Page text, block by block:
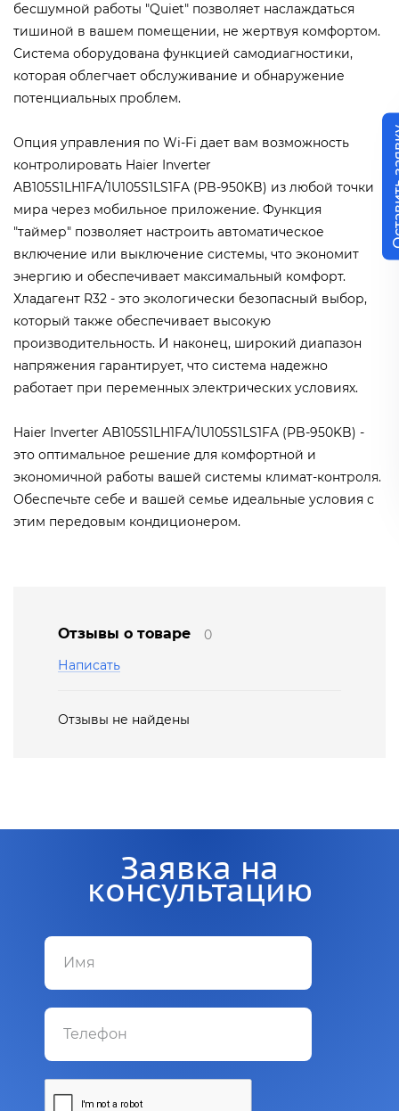
бесшумной работы "Quiet" позволяет наслаждаться
тишиной в вашем помещении, не жертвуя комфортом.
Система оборудована функцией самодиагностики,
которая облегчает обслуживание и обнаружение
потенциальных проблем.
Опция управления по Wi-Fi дает вам возможность
контролировать Haier Inverter
AB105S1LH1FA/1U105S1LS1FA (PB-950KB) из любой точки
мира через мобильное приложение. Функция
"таймер" позволяет настроить автоматическое
включение или выключение системы, что экономит
энергию и обеспечивает максимальный комфорт.
Хладагент R32 - это экологически безопасный выбор,
который также обеспечивает высокую
производительность. И наконец, широкий диапазон
напряжения гарантирует, что система надежно
работает при переменных электрических условиях.
Haier Inverter AB105S1LH1FA/1U105S1LS1FA (PB-950KB) -
это оптимальное решение для комфортной и
экономичной работы вашей системы климат-контроля.
Обеспечьте себе и вашей семье идеальные условия с
этим передовым кондиционером.
Отзывы о товаре
0
Написать
Отзывы не найдены
Заявка на
консультацию